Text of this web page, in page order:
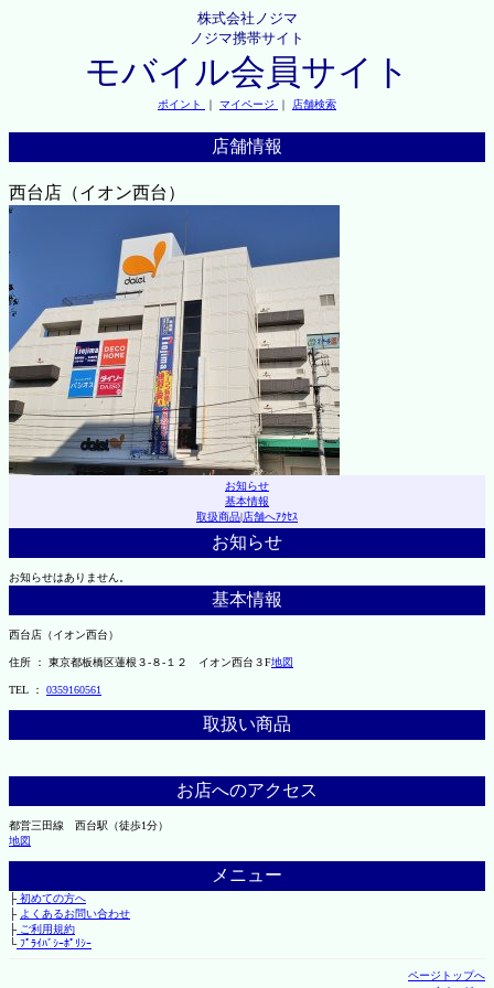
株式会社ノジマ
ノジマ携帯サイト
モバイル会員サイト
ポイント ｜ マイページ ｜ 店舗検索
店舗情報
西台店（イオン西台）
お知らせ
基本情報
取扱商品|店舗へｱｸｾｽ
お知らせ
お知らせはありません。
基本情報
西台店（イオン西台）
住所 ： 東京都板橋区蓮根３-８-１２ イオン西台３F地図
TEL ： 0359160561
取扱い商品
お店へのアクセス
都営三田線 西台駅（徒歩1分）
地図
メニュー
├初めての方へ
├ よくあるお問い合わせ
├ご利用規約
└ﾌﾟﾗｲﾊﾞｼｰﾎﾟﾘｼｰ
ページトップへ